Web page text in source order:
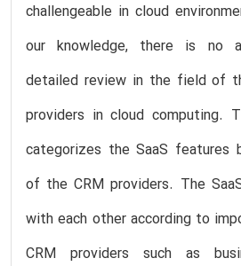
challengeable in cloud
our knowledge, there is no
detailed review in the field of
providers in cloud computing.
categorizes the SaaS features
of the CRM providers. The
with each other according to
CRM providers such as